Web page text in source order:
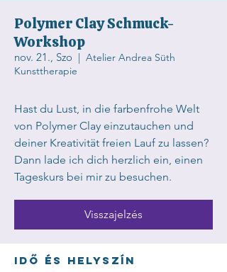
Polymer Clay Schmuck-
Workshop
nov. 21., Szo
  |
Atelier Andrea Süth
Kunsttherapie
Hast du Lust, in die farbenfrohe Welt
von Polymer Clay einzutauchen und
deiner Kreativität freien Lauf zu lassen?
Dann lade ich dich herzlich ein, einen
Tageskurs bei mir zu besuchen.
Visszajelzés
Idő és helyszín